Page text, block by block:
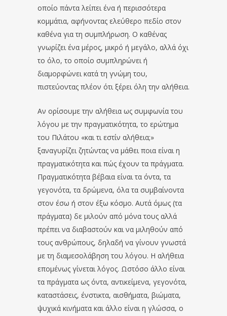
οποίο πάντα λείπει ένα ή περισσότερα
κομμάτια, αφήνοντας ελεύθερο πεδίο στον
καθένα για τη συμπλήρωση. Ο καθένας
γνωρίζει ένα μέρος, μικρό ή μεγάλο, αλλά όχι
το όλο, το οποίο συμπληρώνει ή
διαμορφώνει κατά τη γνώμη του,
πιστεύοντας πλέον ότι ξέρει όλη την αλήθεια.
Αν ορίσουμε την αλήθεια ως συμφωνία του
λόγου με την πραγματικότητα, το ερώτημα
του Πιλάτου «και τι εστίν αλήθεια;»
ξαναγυρίζει ζητώντας να μάθει ποια είναι η
πραγματικότητα και πώς έχουν τα πράγματα.
Πραγματικότητα βέβαια είναι τα όντα, τα
γεγονότα, τα δρώμενα, όλα τα συμβαίνοντα
στον έσω ή στον έξω κόσμο. Αυτά όμως (τα
πράγματα) δε μιλούν από μόνα τους αλλά
πρέπει να διαβαστούν και να μιληθούν από
τους ανθρώπους, δηλαδή να γίνουν γνωστά
με τη διαμεσολάβηση του λόγου. Η αλήθεια
επομένως γίνεται λόγος. Ωστόσο άλλο είναι
τα πράγματα ως όντα, αντικείμενα, γεγονότα,
καταστάσεις, ένστικτα, αισθήματα, βιώματα,
ψυχικά κινήματα και άλλο είναι η γλώσσα, ο